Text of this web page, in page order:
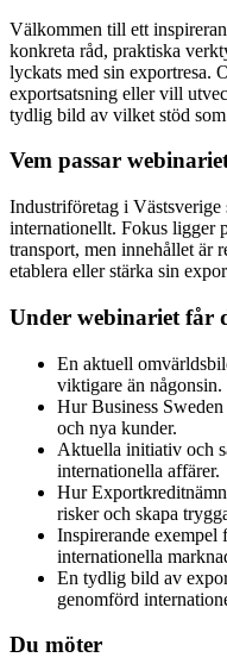
Välkommen till ett
konkreta råd, praktiska
lyckats med sin exportresa.
exportsatsning eller vill
tydlig bild av vilket stöd
Vem passar
Industriföretag i
internationellt. Fokus ligger
transport, men innehållet är
etablera eller stärka sin
Under webinariet får
En aktuell
viktigare än någonsin.
Hur Business
och nya kunder.
Aktuella initiativ och
internationella affärer.
Hur
risker och skapa
Inspirerande exempel
internationella
En tydlig bild av
genomförd
Du möter